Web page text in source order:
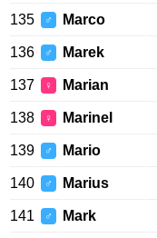
135 ♂ Marco
136 ♂ Marek
137 ♀ Marian
138 ♀ Marinel
139 ♂ Mario
140 ♂ Marius
141 ♂ Mark